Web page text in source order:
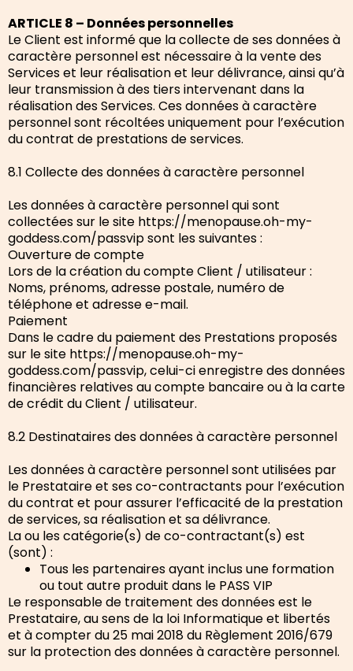
ARTICLE 8 – Données personnelles
Le Client est informé que la collecte de ses données à
caractère personnel est nécessaire à la vente des
Services et leur réalisation et leur délivrance, ainsi qu’à
leur transmission à des tiers intervenant dans la
réalisation des Services. Ces données à caractère
personnel sont récoltées uniquement pour l’exécution
du contrat de prestations de services.
8.1 Collecte des données à caractère personnel
Les données à caractère personnel qui sont
collectées sur le site https://menopause.oh-my-
goddess.com/passvip sont les suivantes :
Ouverture de compte
Lors de la création du compte Client / utilisateur :
Noms, prénoms, adresse postale, numéro de
téléphone et adresse e-mail.
Paiement
Dans le cadre du paiement des Prestations proposés
sur le site https://menopause.oh-my-
goddess.com/passvip, celui-ci enregistre des données
financières relatives au compte bancaire ou à la carte
de crédit du Client / utilisateur.
8.2 Destinataires des données à caractère personnel
Les données à caractère personnel sont utilisées par
le Prestataire et ses co-contractants pour l’exécution
du contrat et pour assurer l’efficacité de la prestation
de services, sa réalisation et sa délivrance.
La ou les catégorie(s) de co-contractant(s) est
(sont) :
Tous les partenaires ayant inclus une formation
ou tout autre produit dans le PASS VIP
Le responsable de traitement des données est le
Prestataire, au sens de la loi Informatique et libertés
et à compter du 25 mai 2018 du Règlement 2016/679
sur la protection des données à caractère personnel.